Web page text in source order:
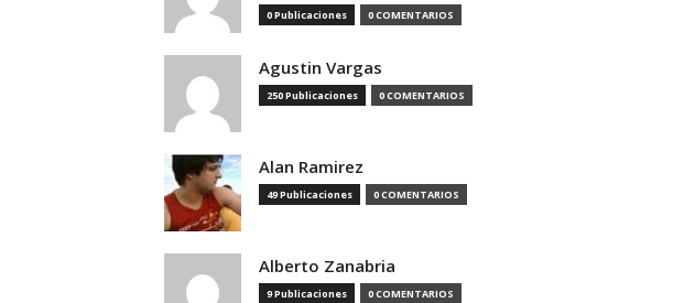
0 Publicaciones 0 COMENTARIOS
Agustin Vargas
250 Publicaciones 0 COMENTARIOS
Alan Ramirez
49 Publicaciones 0 COMENTARIOS
Alberto Zanabria
9 Publicaciones 0 COMENTARIOS